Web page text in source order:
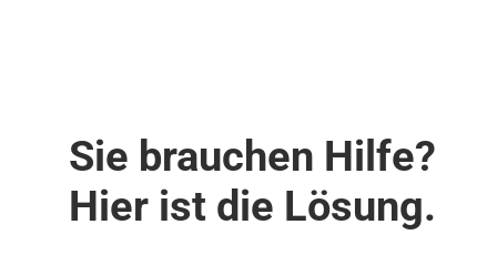
Sie brauchen Hilfe?
Hier ist die Lösung.